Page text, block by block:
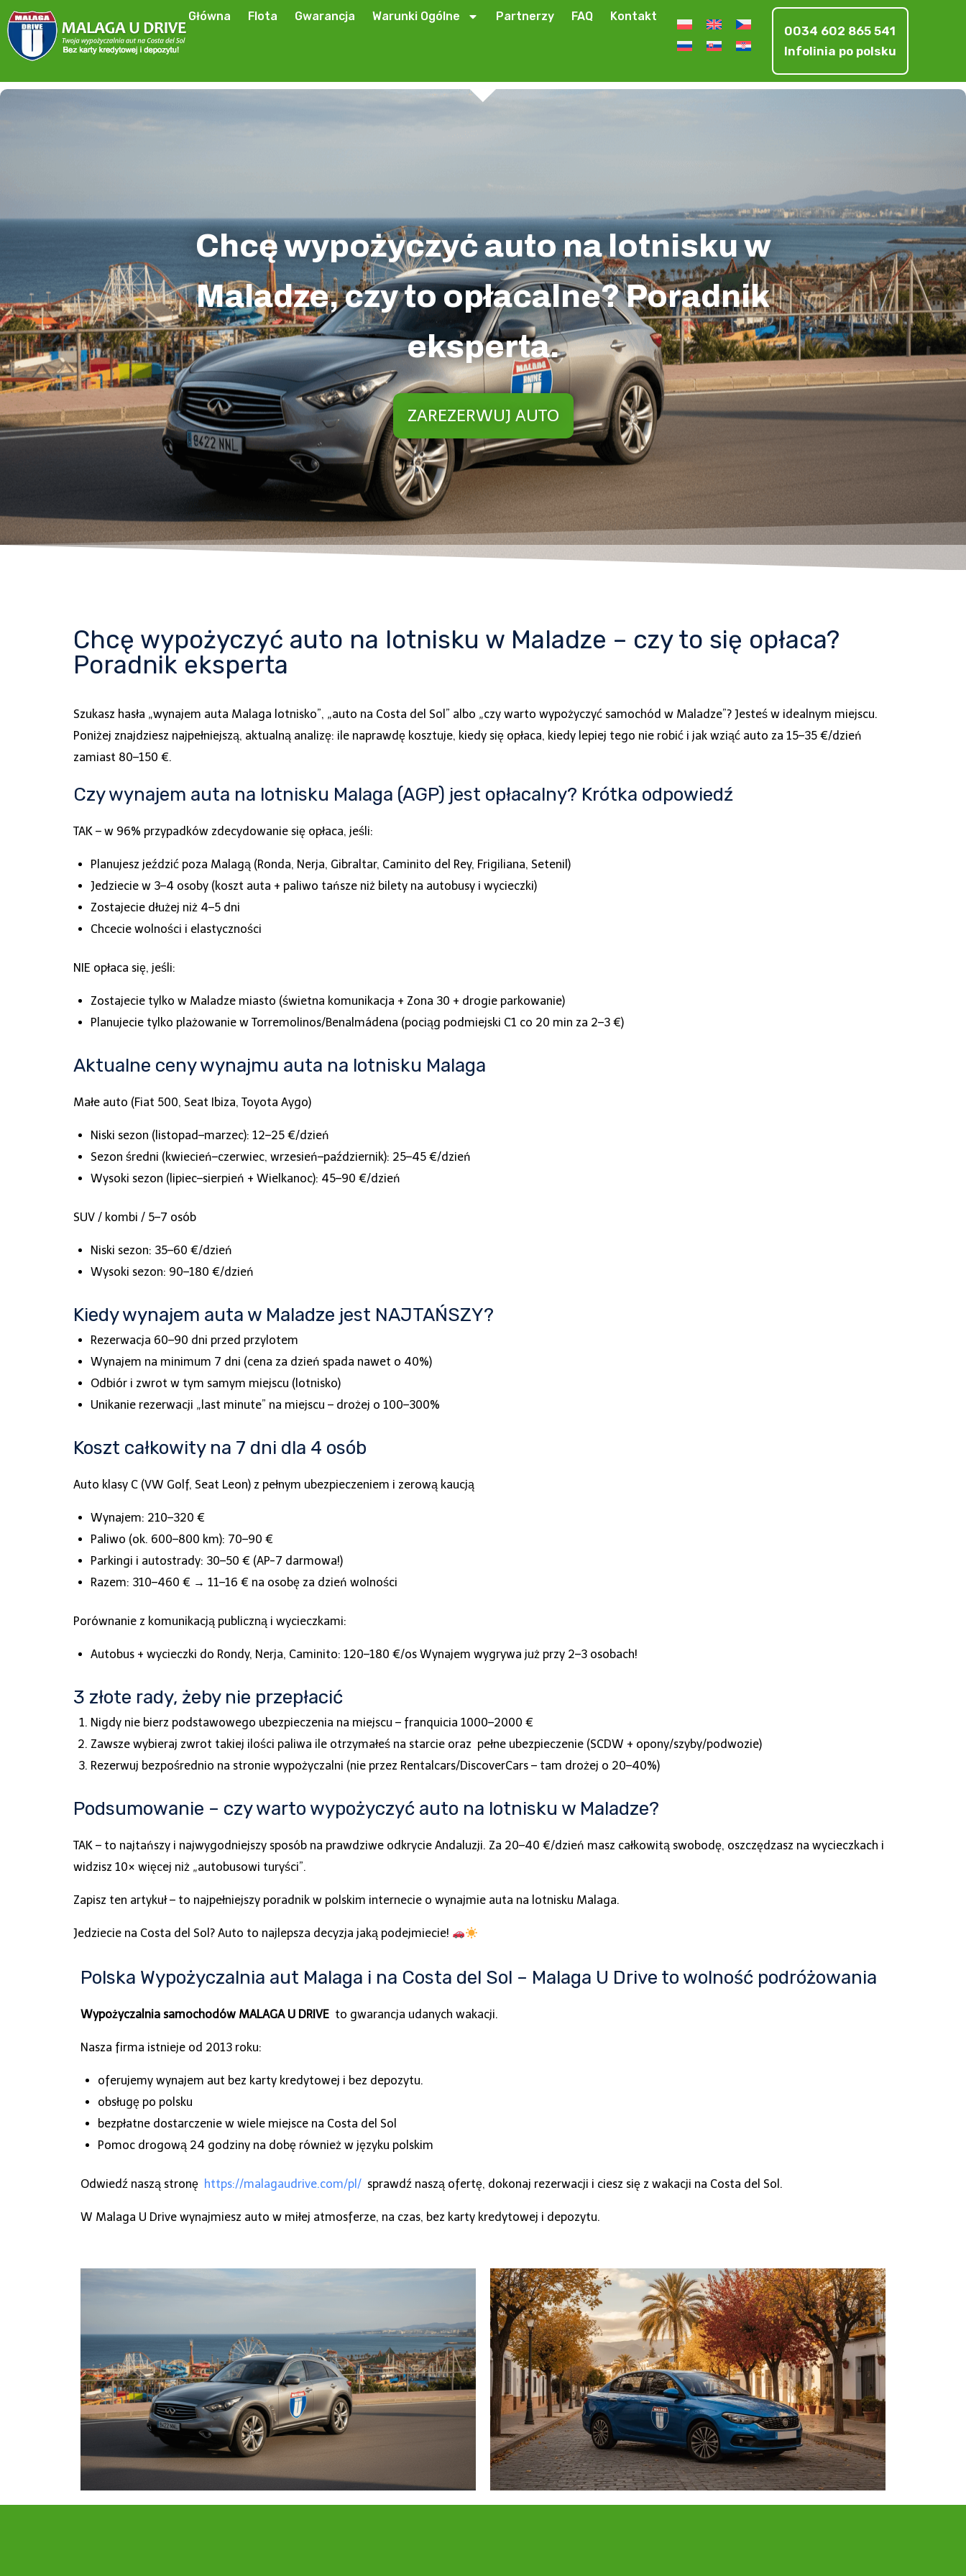
Główna Flota Gwarancja Warunki Ogólne Partnerzy FAQ Kontakt
0034 602 865 541
Infolinia po polsku
Chcę wypożyczyć auto na lotnisku w
Maladze, czy to opłacalne? Poradnik
eksperta.
ZAREZERWUJ AUTO
Chcę wypożyczyć auto na lotnisku w Maladze – czy to się opłaca?
Poradnik eksperta
Szukasz hasła „wynajem auta Malaga lotnisko”, „auto na Costa del Sol” albo „czy warto wypożyczyć samochód w Maladze”? Jesteś w idealnym miejscu.
Poniżej znajdziesz najpełniejszą, aktualną analizę: ile naprawdę kosztuje, kiedy się opłaca, kiedy lepiej tego nie robić i jak wziąć auto za 15–35 €/dzień
zamiast 80–150 €.
Czy wynajem auta na lotnisku Malaga (AGP) jest opłacalny? Krótka odpowiedź
TAK – w 96% przypadków zdecydowanie się opłaca, jeśli:
Planujesz jeździć poza Malagą (Ronda, Nerja, Gibraltar, Caminito del Rey, Frigiliana, Setenil)
Jedziecie w 3–4 osoby (koszt auta + paliwo tańsze niż bilety na autobusy i wycieczki)
Zostajecie dłużej niż 4–5 dni
Chcecie wolności i elastyczności
NIE opłaca się, jeśli:
Zostajecie tylko w Maladze miasto (świetna komunikacja + Zona 30 + drogie parkowanie)
Planujecie tylko plażowanie w Torremolinos/Benalmádena (pociąg podmiejski C1 co 20 min za 2–3 €)
Aktualne ceny wynajmu auta na lotnisku Malaga
Małe auto (Fiat 500, Seat Ibiza, Toyota Aygo)
Niski sezon (listopad–marzec): 12–25 €/dzień
Sezon średni (kwiecień–czerwiec, wrzesień–październik): 25–45 €/dzień
Wysoki sezon (lipiec–sierpień + Wielkanoc): 45–90 €/dzień
SUV / kombi / 5–7 osób
Niski sezon: 35–60 €/dzień
Wysoki sezon: 90–180 €/dzień
Kiedy wynajem auta w Maladze jest NAJTAŃSZY?
Rezerwacja 60–90 dni przed przylotem
Wynajem na minimum 7 dni (cena za dzień spada nawet o 40%)
Odbiór i zwrot w tym samym miejscu (lotnisko)
Unikanie rezerwacji „last minute” na miejscu – drożej o 100–300%
Koszt całkowity na 7 dni dla 4 osób
Auto klasy C (VW Golf, Seat Leon) z pełnym ubezpieczeniem i zerową kaucją
Wynajem: 210–320 €
Paliwo (ok. 600–800 km): 70–90 €
Parkingi i autostrady: 30–50 € (AP-7 darmowa!)
Razem: 310–460 € → 11–16 € na osobę za dzień wolności
Porównanie z komunikacją publiczną i wycieczkami:
Autobus + wycieczki do Rondy, Nerja, Caminito: 120–180 €/os Wynajem wygrywa już przy 2–3 osobach!
3 złote rady, żeby nie przepłacić
Nigdy nie bierz podstawowego ubezpieczenia na miejscu – franquicia 1000–2000 €
Zawsze wybieraj zwrot takiej ilości paliwa ile otrzymałeś na starcie oraz pełne ubezpieczenie (SCDW + opony/szyby/podwozie)
Rezerwuj bezpośrednio na stronie wypożyczalni (nie przez Rentalcars/DiscoverCars – tam drożej o 20–40%)
Podsumowanie – czy warto wypożyczyć auto na lotnisku w Maladze?
TAK – to najtańszy i najwygodniejszy sposób na prawdziwe odkrycie Andaluzji. Za 20–40 €/dzień masz całkowitą swobodę, oszczędzasz na wycieczkach i
widzisz 10× więcej niż „autobusowi turyści”.
Zapisz ten artykuł – to najpełniejszy poradnik w polskim internecie o wynajmie auta na lotnisku Malaga.
Jedziecie na Costa del Sol? Auto to najlepsza decyzja jaką podejmiecie!
Polska Wypożyczalnia aut Malaga i na Costa del Sol – Malaga U Drive to wolność podróżowania
Wypożyczalnia samochodów MALAGA U DRIVE to gwarancja udanych wakacji.
Nasza firma istnieje od 2013 roku:
oferujemy wynajem aut bez karty kredytowej i bez depozytu.
obsługę po polsku
bezpłatne dostarczenie w wiele miejsce na Costa del Sol
Pomoc drogową 24 godziny na dobę również w języku polskim
Odwiedź naszą stronę https://malagaudrive.com/pl/ sprawdź naszą ofertę, dokonaj rezerwacji i ciesz się z wakacji na Costa del Sol.
W Malaga U Drive wynajmiesz auto w miłej atmosferze, na czas, bez karty kredytowej i depozytu.